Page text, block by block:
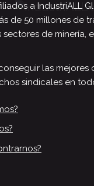
a IndustriALL
de 50 millones de
sectores de minería,
las mejores
sindicales en